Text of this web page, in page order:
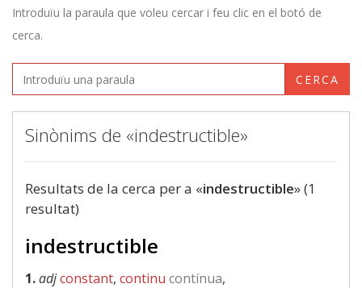
Introduïu la paraula que voleu cercar i feu clic en el botó de
cerca.
CERCA
Sinònims de «indestructible»
Resultats de la cerca per a «indestructible» (1
resultat)
indestructible
1.adjconstant, continu contínua,